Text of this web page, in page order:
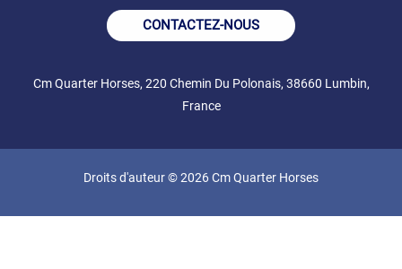
CONTACTEZ-NOUS
Cm Quarter Horses, 220 Chemin Du Polonais, 38660 Lumbin,
France
Droits d'auteur © 2026 Cm Quarter Horses